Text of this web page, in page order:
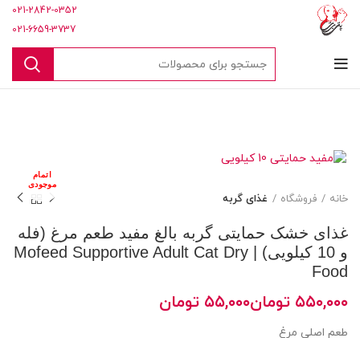
021-2842-0352
021-6659-3737
اتمام
موجودی
خانه فروشگاه غذای گربه
غذای خشک حمایتی گربه بالغ مفید طعم مرغ (فله
و 10 کیلویی) | Mofeed Supportive Adult Cat Dry
Food
تومان تومان
طعم اصلی مرغ